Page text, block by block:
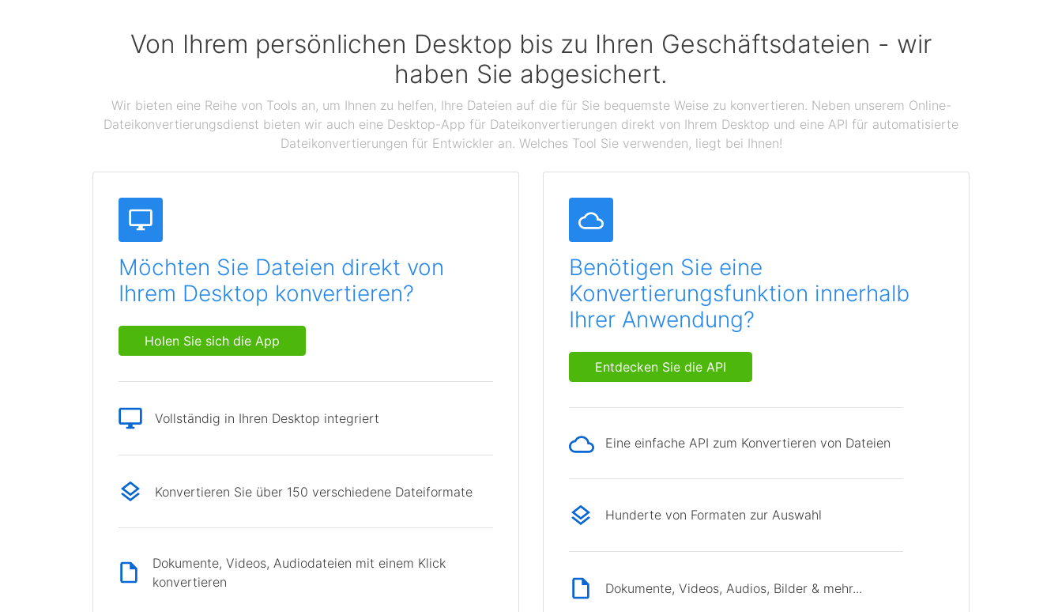
Von Ihrem persönlichen Desktop bis zu Ihren Geschäftsdateien - wir
haben Sie abgesichert.
Wir bieten eine Reihe von Tools an, um Ihnen zu helfen, Ihre Dateien auf die für Sie bequemste Weise zu konvertieren. Neben unserem Online-
Dateikonvertierungsdienst bieten wir auch eine Desktop-App für Dateikonvertierungen direkt von Ihrem Desktop und eine API für automatisierte
Dateikonvertierungen für Entwickler an. Welches Tool Sie verwenden, liegt bei Ihnen!
Möchten Sie Dateien direkt von
Ihrem Desktop konvertieren?
Holen Sie sich die App
Vollständig in Ihren Desktop integriert
Konvertieren Sie über 150 verschiedene Dateiformate
Dokumente, Videos, Audiodateien mit einem Klick
konvertieren
Benötigen Sie eine
Konvertierungsfunktion innerhalb
Ihrer Anwendung?
Entdecken Sie die API
Eine einfache API zum Konvertieren von Dateien
Hunderte von Formaten zur Auswahl
Dokumente, Videos, Audios, Bilder & mehr...